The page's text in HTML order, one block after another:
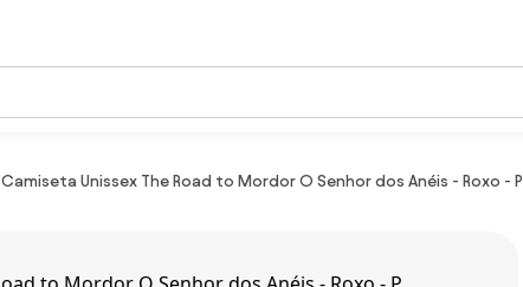
Camiseta Unissex The Road to Mordor O Senhor dos Anéis - Roxo - P